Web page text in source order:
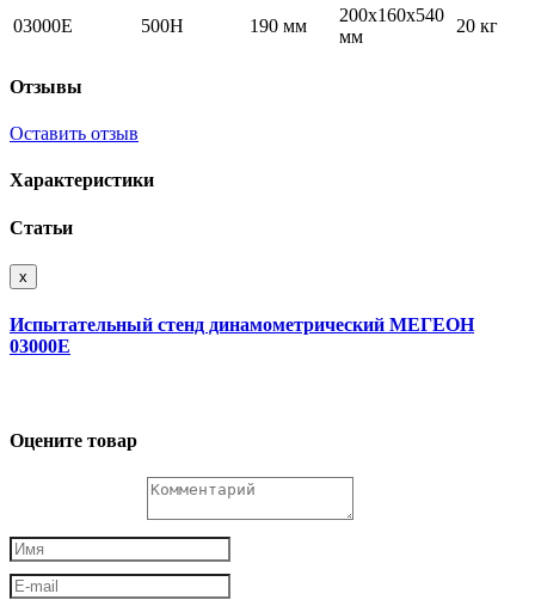
03000E
500Н 190 мм
200х160х540
мм
20 кг
Отзывы
Оставить отзыв
Характеристики
Статьи
x
Испытательный стенд динамометрический МЕГЕОН
03000E
Оцените товар